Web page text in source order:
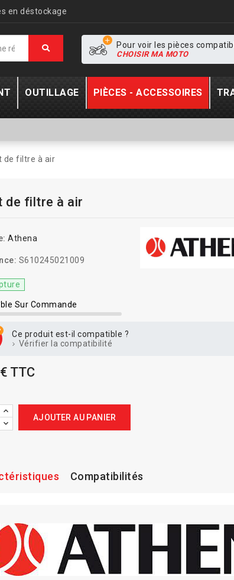
en déstockage
Pour voir les pièces
CHOISIR MA MOTO
OUTILLAGE PIÈCES - ACCESSOIRES
de filtre à air
de filtre à air
Athena
S610245021009
Sur Commande
Ce produit est-il compatible ?
Vérifier la compatibilité
TTC
AJOUTER AU PANIER
Compatibilités